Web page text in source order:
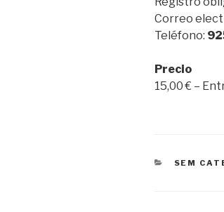
Correo
Teléfono:
Precio
15,00 € –
SEM